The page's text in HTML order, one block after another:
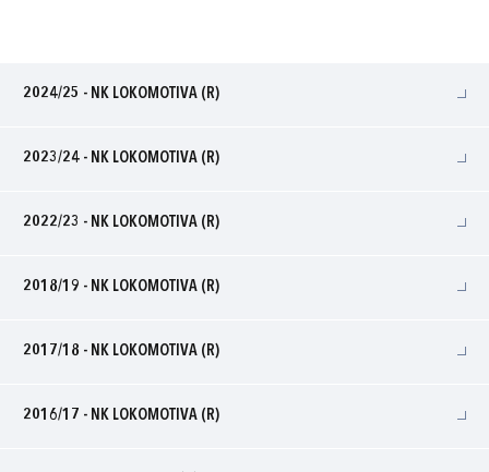
2024/25 - NK LOKOMOTIVA (R)
2023/24 - NK LOKOMOTIVA (R)
2022/23 - NK LOKOMOTIVA (R)
2018/19 - NK LOKOMOTIVA (R)
2017/18 - NK LOKOMOTIVA (R)
2016/17 - NK LOKOMOTIVA (R)